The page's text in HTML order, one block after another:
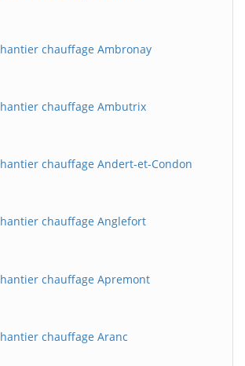
chauffage Ambronay
chauffage Ambutrix
chauffage Andert-et-Condon
chauffage Anglefort
chauffage Apremont
chauffage Aranc